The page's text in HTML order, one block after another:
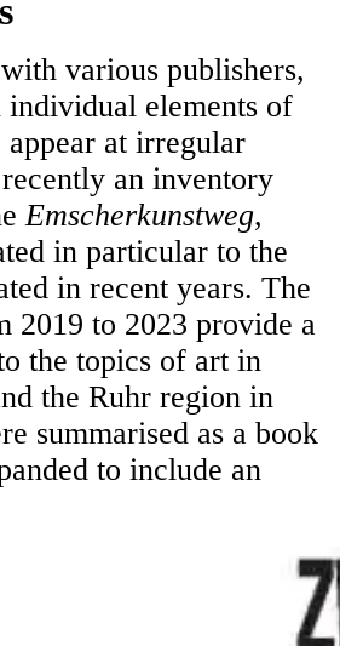
various publishers,
individual elements of
at irregular
an inventory
Emscherkunstweg,
in particular to the
in recent years. The
2019 to 2023 provide a
the topics of art in
the Ruhr region in
summarised as a book
to include an